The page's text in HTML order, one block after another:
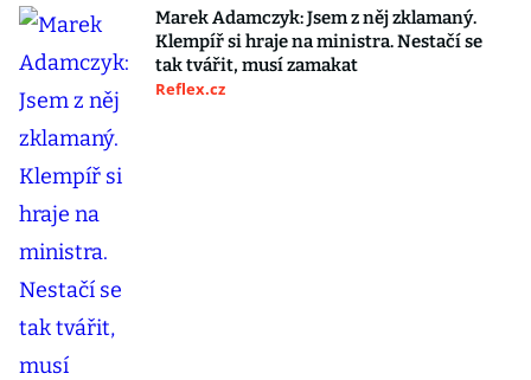
Marek Adamczyk: Jsem z něj zklamaný.
Klempíř si hraje na ministra. Nestačí se
tak tvářit, musí zamakat
Reflex.cz